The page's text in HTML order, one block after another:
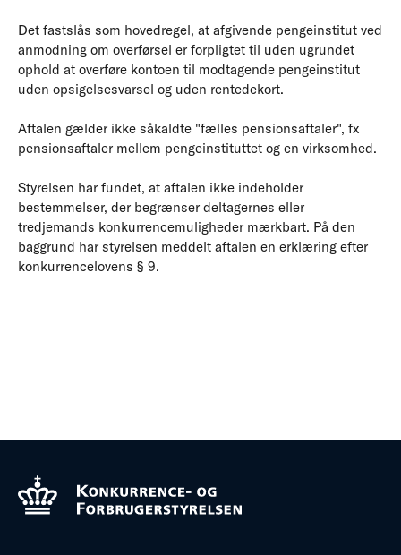
Det fastslås som hovedregel, at afgivende pengeinstitut ved
anmodning om overførsel er forpligtet til uden ugrundet
ophold at overføre kontoen til modtagende pengeinstitut
uden opsigelsesvarsel og uden rentedekort.
Aftalen gælder ikke såkaldte "fælles pensionsaftaler", fx
pensionsaftaler mellem pengeinstituttet og en virksomhed.
Styrelsen har fundet, at aftalen ikke indeholder
bestemmelser, der begrænser deltagernes eller
tredjemands konkurrencemuligheder mærkbart. På den
baggrund har styrelsen meddelt aftalen en erklæring efter
konkurrencelovens § 9.